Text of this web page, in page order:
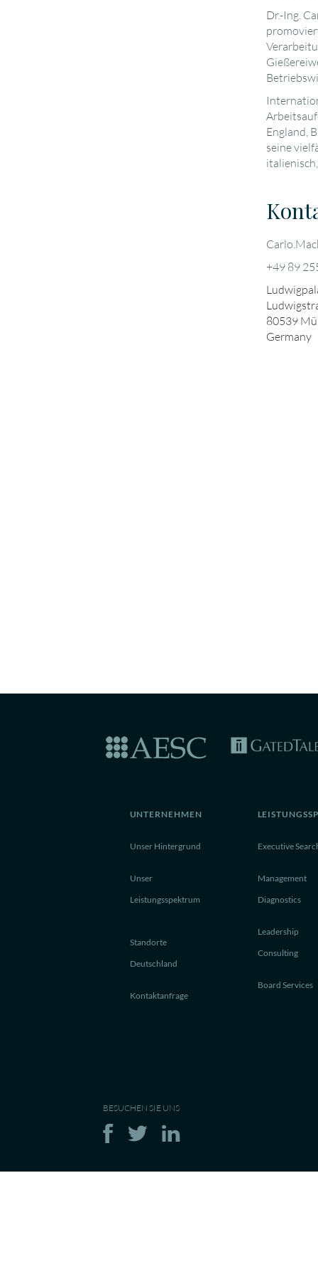
Dr.-Ing.
England,
seine
+49 89
80539
Germany
UNTERNEHMEN
Unser Hintergrund
Unser
Leistungsspektrum
Standorte
Deutschland
Kontaktanfrage
Executive
Management
Diagnostics
Leadership
Consulting
Board Services
BESUCHEN SIE UNS